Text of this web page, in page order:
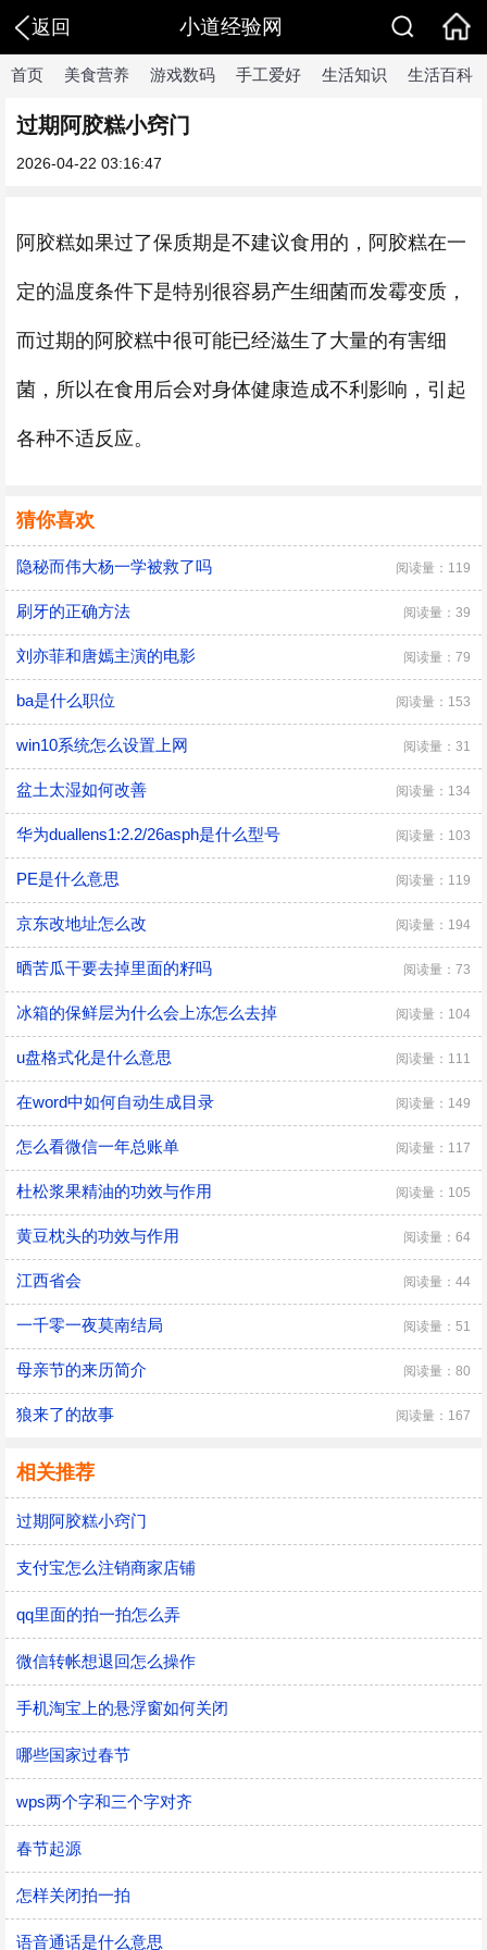
返回 小道经验网
首页 美食营养 游戏数码 手工爱好 生活知识 生活百科
过期阿胶糕小窍门
2026-04-22 03:16:47
阿胶糕如果过了保质期是不建议食用的，阿胶糕在一
定的温度条件下是特别很容易产生细菌而发霉变质，
而过期的阿胶糕中很可能已经滋生了大量的有害细
菌，所以在食用后会对身体健康造成不利影响，引起
各种不适反应。
猜你喜欢
隐秘而伟大杨一学被救了吗 阅读量：119
刷牙的正确方法 阅读量：39
刘亦菲和唐嫣主演的电影 阅读量：79
ba是什么职位 阅读量：153
win10系统怎么设置上网 阅读量：31
​盆土太湿如何改善 阅读量：134
华为duallens1:2.2/26asph是什么型号 阅读量：103
PE是什么意思 阅读量：119
京东改地址怎么改 阅读量：194
晒苦瓜干要去掉里面的籽吗 阅读量：73
冰箱的保鲜层为什么会上冻怎么去掉 阅读量：104
u盘格式化是什么意思 阅读量：111
在word中如何自动生成目录 阅读量：149
怎么看微信一年总账单 阅读量：117
杜松浆果精油的功效与作用 阅读量：105
黄豆枕头的功效与作用 阅读量：64
江西省会 阅读量：44
一千零一夜莫南结局 阅读量：51
母亲节的来历简介 阅读量：80
狼来了的故事 阅读量：167
相关推荐
过期阿胶糕小窍门
支付宝怎么注销商家店铺
qq里面的拍一拍怎么弄
微信转帐想退回怎么操作
手机淘宝上的悬浮窗如何关闭
哪些国家过春节
wps两个字和三个字对齐
春节起源
怎样关闭拍一拍
语音通话是什么意思